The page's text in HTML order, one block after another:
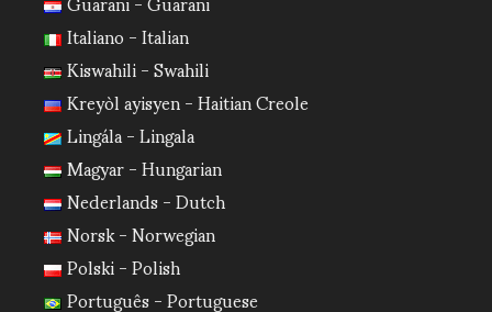
Italiano - Italian
Kiswahili - Swahili
Kreyòl ayisyen - Haitian Creole
Lingála - Lingala
Magyar - Hungarian
Nederlands - Dutch
Norsk - Norwegian
Polski - Polish
Português - Portuguese